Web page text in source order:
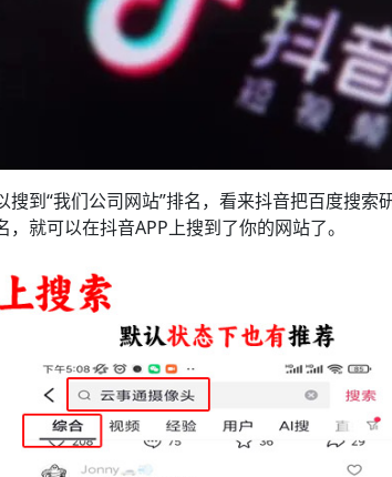
搜到“我们公司网站”排名，看来抖音把百度搜索
，就可以在抖音APP上搜到了你的网站了。